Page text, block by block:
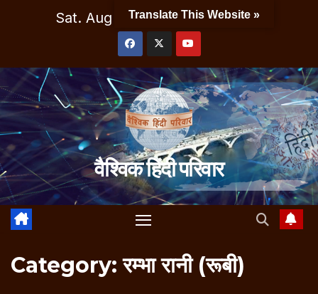
Sat. Aug 8th, 2026 2:09:07 AM
वैश्विक हिंदी परिवार
Category:रम्भा रानी (रूबी)
Translate This Website »